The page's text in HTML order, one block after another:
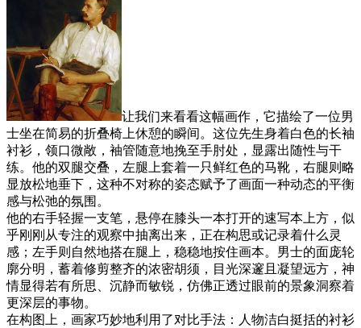
让我们来看看这幅画作，它描绘了一位男
士坐在简易的折叠椅上休憩的瞬间。这位先生身着白色的长袖
衬衫，领口微敞，袖管随意地挽至手肘处，显露出随性与干
练。他的双腿交叠，左腿上套着一只鲜红色的马靴，右腿则略
显放松地垂下，这种不对称的姿态赋予了画面一种动态的平衡
感与松弛的氛围。
他的右手轻握一支笔，悬停在膝头一本打开的速写本上方，似
乎刚刚从专注的观察中抽离出来，正在构思或记录着什么灵
感；左手则自然地搭在腿上，稳稳地按住画本。男士的面庞轮
廓分明，蓄着修剪整齐的浓密胡须，目光深邃且凝望远方，神
情显得若有所思、沉静而敏锐，仿佛正透过眼前的景象洞察着
更深层的事物。
在构图上，画家巧妙地利用了对比手法：人物洁白挺括的衬衫